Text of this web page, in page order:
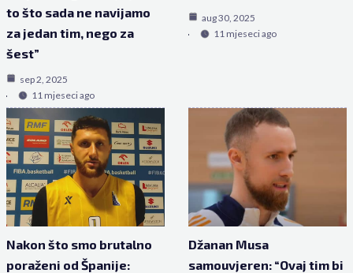
to što sada ne navijamo
za jedan tim, nego za
šest”
sep 2, 2025
11 mjeseci ago
aug 30, 2025
11 mjeseci ago
Nakon što smo brutalno
poraženi od Španije:
Džanan Musa
samouvjeren: “Ovaj tim bi